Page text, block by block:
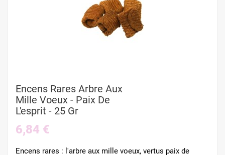
Encens Rares Arbre Aux
Mille Voeux - Paix De
L'esprit - 25 Gr
6,84 €
Encens rares : l'arbre aux mille voeux, vertus paix de